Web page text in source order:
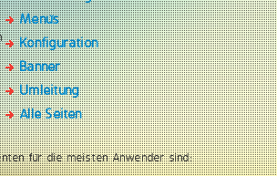
Menüs
Konfiguration
Banner
Umleitung
Alle Seiten
für die meisten Anwender sind: